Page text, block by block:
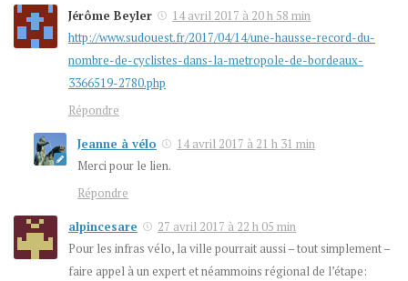
Jérôme Beyler
14 avril 2017 à 20 h 58 min
http://www.sudouest.fr/2017/04/14/une-hausse-record-du-
nombre-de-cyclistes-dans-la-metropole-de-bordeaux-
3366519-2780.php
Répondre
Jeanne à vélo
14 avril 2017 à 21 h 31 min
Merci pour le lien.
Répondre
alpincesare
27 avril 2017 à 22 h 05 min
Pour les infras vélo, la ville pourrait aussi – tout simplement –
faire appel à un expert et néammoins régional de l’étape: